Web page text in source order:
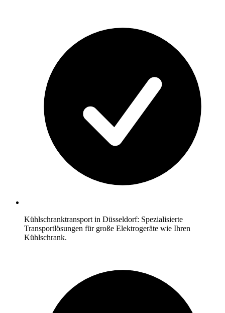
Kühlschranktransport in Düsseldorf: Spezialisierte
Transportlösungen für große Elektrogeräte wie Ihren
Kühlschrank.